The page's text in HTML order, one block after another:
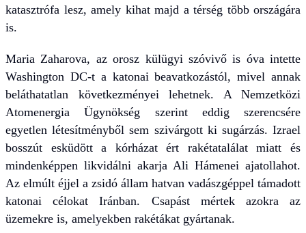
katasztrófa lesz, amely kihat majd a térség több országára
is.
Maria Zaharova, az orosz külügyi szóvivő is óva intette
Washington DC-t a katonai beavatkozástól, mivel annak
beláthatatlan következményei lehetnek. A Nemzetközi
Atomenergia Ügynökség szerint eddig szerencsére
egyetlen létesítményből sem szivárgott ki sugárzás. Izrael
bosszút esküdött a kórházat ért rakétatalálat miatt és
mindenképpen likvidálni akarja Ali Hámenei ajatollahot.
Az elmúlt éjjel a zsidó állam hatvan vadászgéppel támadott
katonai célokat Iránban. Csapást mértek azokra az
üzemekre is, amelyekben rakétákat gyártanak.